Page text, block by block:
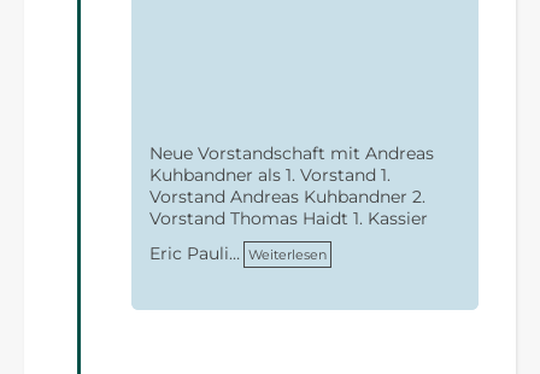
Neue Vorstandschaft mit Andreas
Kuhbandner als 1. Vorstand 1.
Vorstand Andreas Kuhbandner 2.
Vorstand Thomas Haidt 1. Kassier
Eric Pauli… Weiterlesen